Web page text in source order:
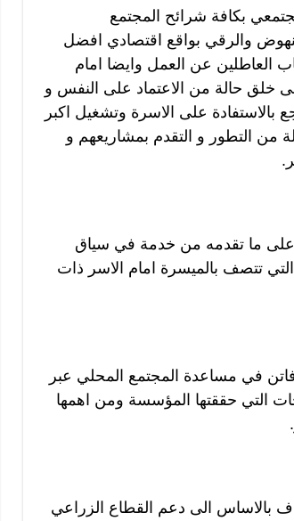
بكافة شرائح المجتمع
والرقي بواقع اقتصادي افضل
العاطلين عن العمل وايضا امام
خلق حالة من الاعتماد على النفس و
بالاستفادة على الاسرة وتشغيل اكبر
من التطور و التقدم بمشاريعهم و
ما تقدمه من خدمة في سياق
التي تتصف بالميسرة امام الاسر ذات
في مساعدة المجتمع المحلي عبر
التي حققتها المؤسسة ومن اهمها
الى دعم القطاع الزراعي